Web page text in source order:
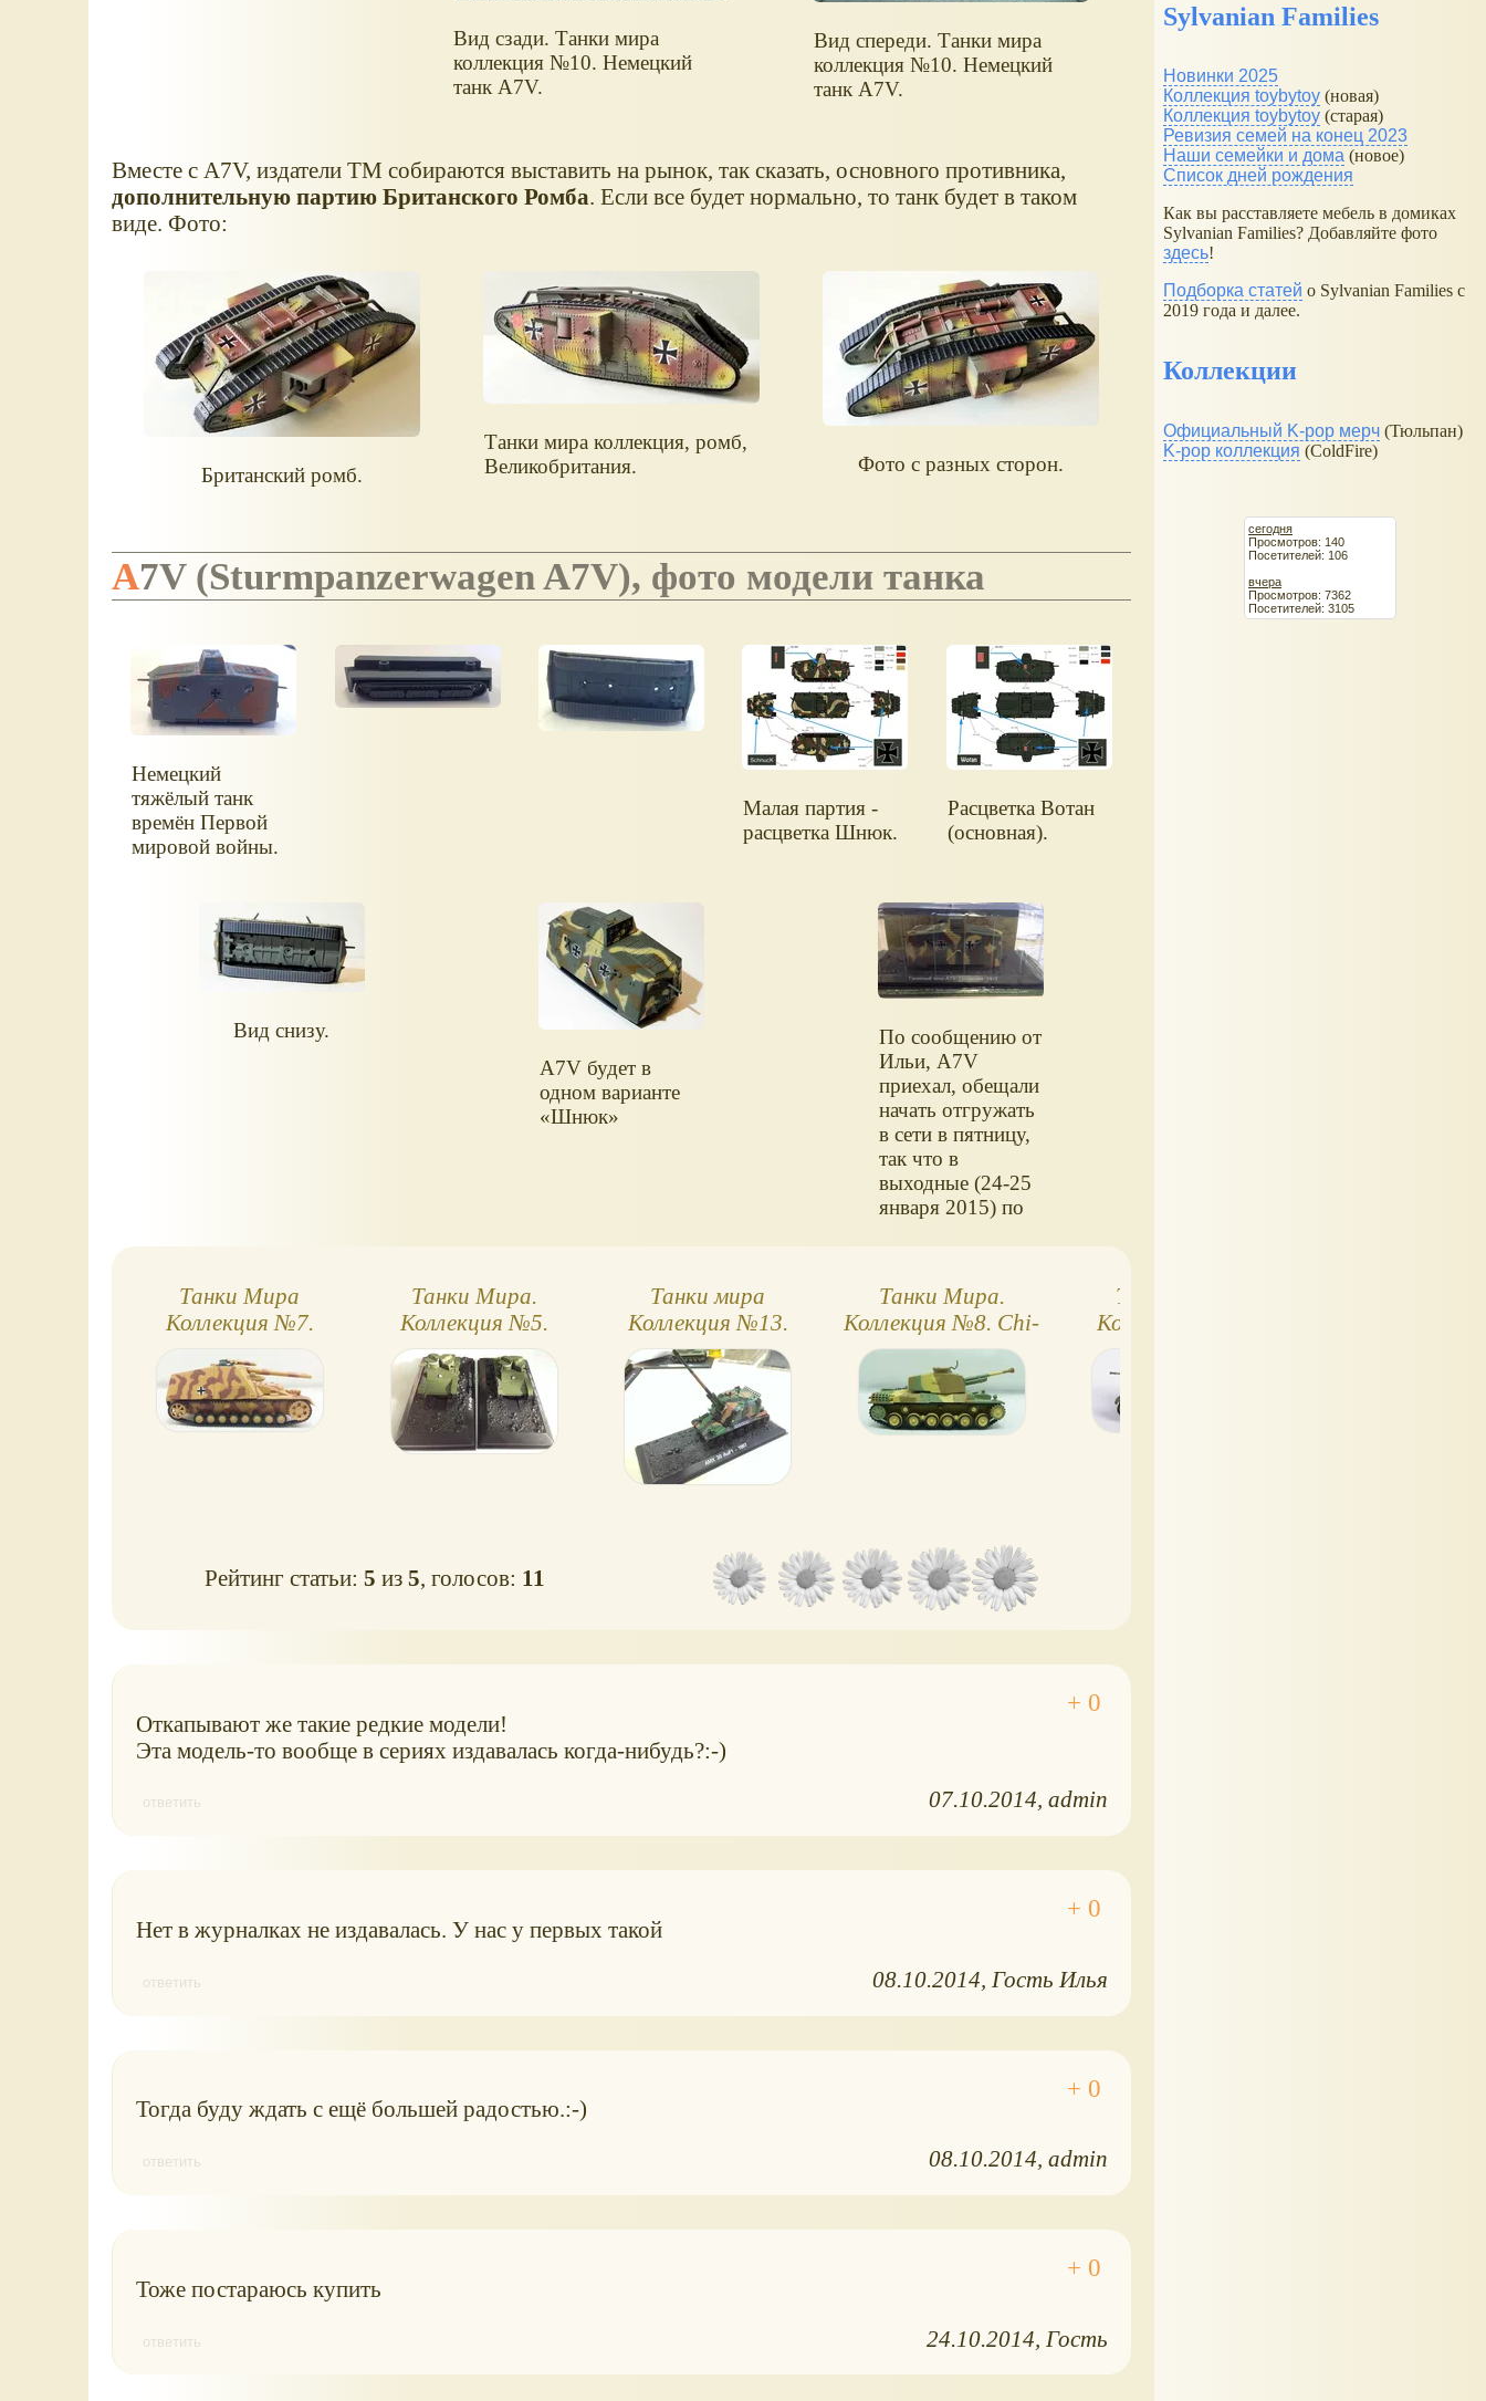
Вид сзади. Танки мира
коллекция №10. Немецкий
танк A7V.
Вид спереди. Танки мира
коллекция №10. Немецкий
танк A7V.
Вместе с A7V, издатели ТМ собираются выставить на рынок, так сказать, основного противника,
дополнительную партию Британского Ромба. Если все будет нормально, то танк будет в таком
виде. Фото:
Британский ромб.
Танки мира коллекция, ромб,
Великобритания.
Фото с разных сторон.
A7V(Sturmpanzerwagen A7V), фото модели танка
Немецкий
тяжёлый танк
времён Первой
мировой войны.
Малая партия -
расцветка Шнюк.
Расцветка Вотан
(основная).
Вид снизу.
A7V будет в
одном варианте
Шнюк
По сообщению от
Ильи, A7V
приехал, обещали
начать отгружать
в сети в пятницу,
так что в
выходные (24-25
января 2015) по
Танки Мира
Коллекция №7.
Танки Мира.
Коллекция №5.
Т-26
Танки мира
Коллекция №13.
AMX 30 Auf 1
Танки Мира.
Коллекция №8. Chi-
Nu
Танки Мира
Коллекция №11.
Рейтинг статьи: 5 из 5, голосов: 11
Откапывают же такие редкие модели!
Эта модель-то вообще в сериях издавалась когда-нибудь?:-)
ответить 07.10.2014 admin
Нет в журналках не издавалась. У нас у первых такой
ответить 08.10.2014 Гость Илья
Тогда буду ждать с ещё большей радостью.:-)
ответить 08.10.2014 admin
Тоже постараюсь купить
ответить 24.10.2014 Гость
Sylvanian Families
Новинки 2025
Коллекция toybytoy (новая)
Коллекция toybytoy (старая)
Ревизия семей на конец 2023
Наши семейки и дома (новое)
Список дней рождения
Как вы расставляете мебель в домиках
Sylvanian Families? Добавляйте фото
здесь!
Подборка статей о Sylvanian Families с
2019 года и далее.
Коллекции
Официальный K-pop мерч (Тюльпан)
K-pop коллекция (ColdFire)
сегодня
Просмотров: 140
Посетителей: 106
вчера
Просмотров: 7362
Посетителей: 3105